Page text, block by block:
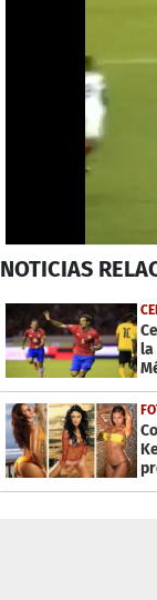
seconds
33
secondsVolume
0%
NOTICIAS
la